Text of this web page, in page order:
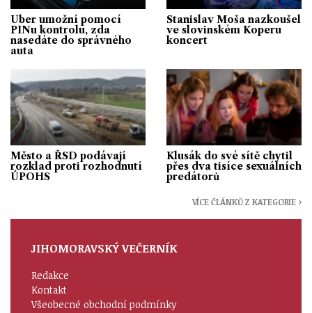
Uber umožní pomocí
PINu kontrolu, zda
nasedáte do správného
auta
Stanislav Moša nazkoušel
ve slovinském Koperu
koncert
Město a ŘSD podávají
rozklad proti rozhodnutí
ÚPOHS
Klusák do své sítě chytil
přes dva tisíce sexuálních
predátorů
VÍCE ČLÁNKŮ Z KATEGORIE ›
JIHOMORAVSKÝ VEČERNÍK
Redakce
Kontakt
Všeobecné obchodní podmínky